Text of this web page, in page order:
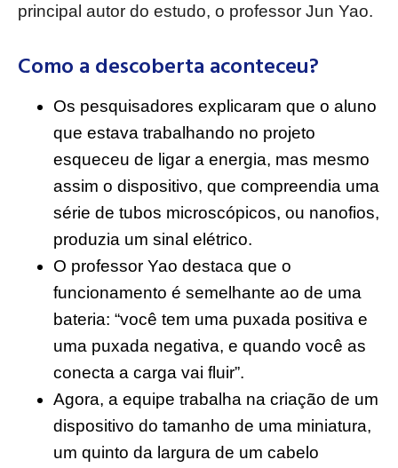
principal autor do estudo, o professor Jun Yao.
Como a descoberta aconteceu?
Os pesquisadores explicaram que o aluno
que estava trabalhando no projeto
esqueceu de ligar a energia, mas mesmo
assim o dispositivo, que compreendia uma
série de tubos microscópicos, ou nanofios,
produzia um sinal elétrico.
O professor Yao destaca que o
funcionamento é semelhante ao de uma
bateria: “você tem uma puxada positiva e
uma puxada negativa, e quando você as
conecta a carga vai fluir”.
Agora, a equipe trabalha na criação de um
dispositivo do tamanho de uma miniatura,
um quinto da largura de um cabelo